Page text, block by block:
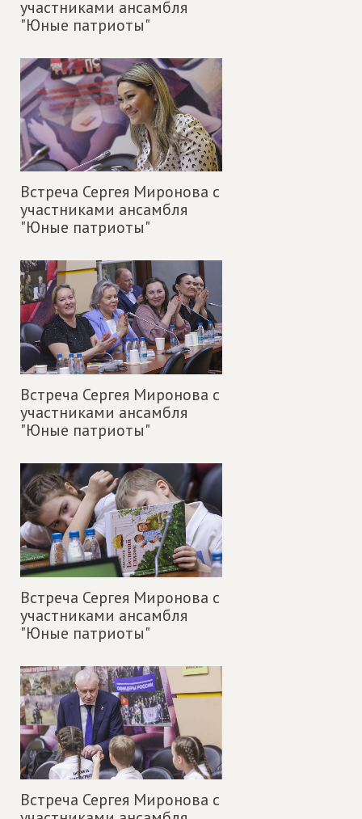
участниками ансамбля
"Юные патриоты"
Встреча Сергея Миронова с
участниками ансамбля
"Юные патриоты"
Встреча Сергея Миронова с
участниками ансамбля
"Юные патриоты"
Встреча Сергея Миронова с
участниками ансамбля
"Юные патриоты"
Встреча Сергея Миронова с